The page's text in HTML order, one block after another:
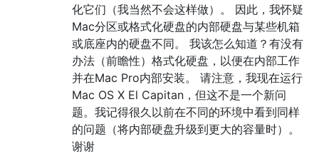
化它们（我当然不会这样做）。 因此，我怀疑
Mac分区或格式化硬盘的内部硬盘与某些机箱
或底座内的硬盘不同。 我该怎么知道？有没有
办法（前瞻性）格式化硬盘，以便在内部工作
并在Mac Pro内部安装。 请注意，我现在运行
Mac OS X El Capitan，但这不是一个新问
题。我记得很久以前在不同的环境中看到同样
的问题（将内部硬盘升级到更大的容量时）。
谢谢